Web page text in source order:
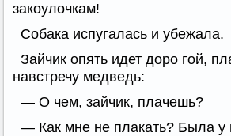
закоулочкам!
Собака испугалась и убежала.
Зайчик опять идет дорo гой,
навстречу медведь:
— О чем, зайчик, плачешь?
— Как мне не плакать? Была у